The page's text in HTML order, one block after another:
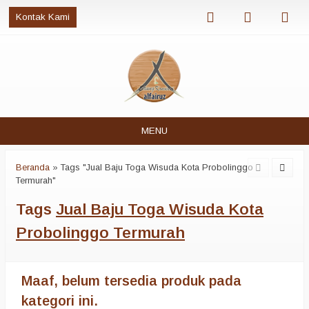
Kontak Kami
MENU
Beranda »Tags "Jual Baju Toga Wisuda Kota Probolinggo
Termurah"
Tags Jual Baju Toga Wisuda Kota
Probolinggo Termurah
Maaf, belum tersedia produk pada
kategori ini.